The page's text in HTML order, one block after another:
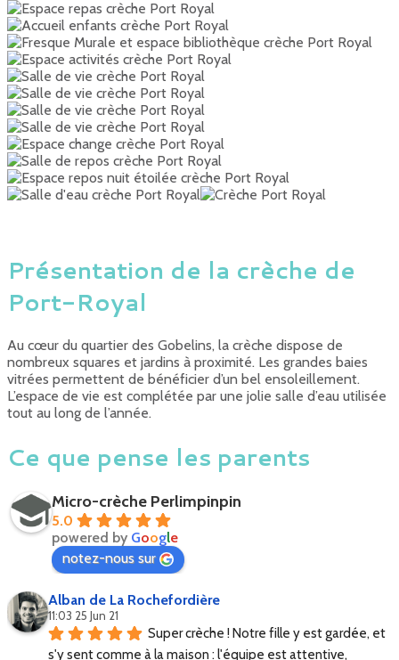
Présentation de la crèche de
Port-Royal
Au cœur du quartier des Gobelins, la crèche dispose de
nombreux squares et jardins à proximité. Les grandes baies
vitrées permettent de bénéficier d’un bel ensoleillement.
L’espace de vie est complétée par une jolie salle d’eau utilisée
tout au long de l’année.
Ce que pense les parents
Micro-crèche Perlimpinpin
5.0
powered by Google
notez-nous sur
Alban de La Rochefordière
11:03 25 Jun 21
Super crèche ! Notre fille y est gardée, et
s'y sent comme à la maison : l'équipe est attentive,